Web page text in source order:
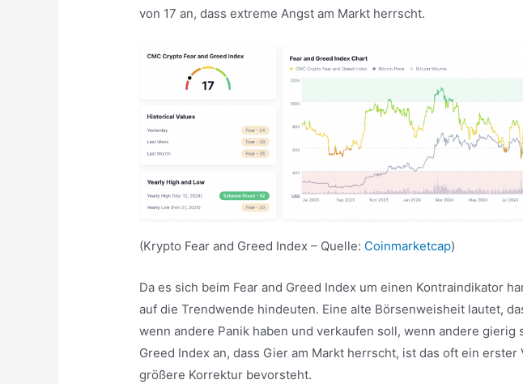
von 17 an, dass extreme Angst am Markt herrscht.
(Krypto Fear and Greed Index – Quelle: Coinmarketcap)
Da es sich beim Fear and Greed Index um einen Kontraindikator
auf die Trendwende hindeuten. Eine alte Börsenweisheit lautet,
wenn andere Panik haben und verkaufen soll, wenn andere gierig
Greed Index an, dass Gier am Markt herrscht, ist das oft ein erster
größere Korrektur bevorsteht.